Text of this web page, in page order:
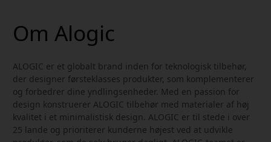
Om Alogic
ALOGIC er et globalt brand inden for teknologisk tilbehør,
der designer førsteklasses produkter, som komplementerer
og forbedrer dine yndlingsenheder. Med en passion for
design konstruerer ALOGIC tilbehør med materialer af høj
kvalitet i et minimalistisk design. ALOGIC er til stede i over
25 lande og prioriterer kunderne højest ved at udvikle